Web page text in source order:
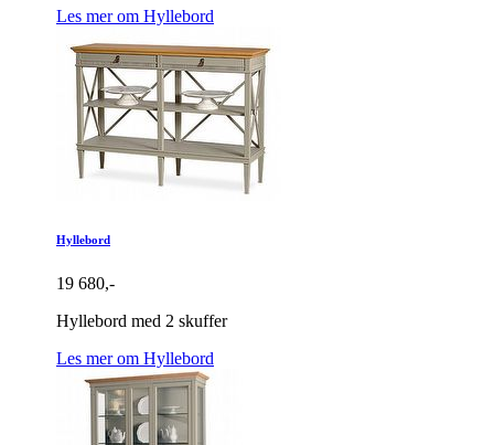
Les mer om Hyllebord
Hyllebord
19 680,-
Hyllebord med 2 skuffer
Les mer om Hyllebord